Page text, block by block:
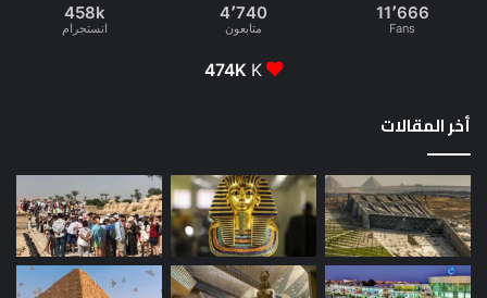
11٬666
Fans
4٬740
متابعون
458k
انستجرام
474K K
أخر المقالات